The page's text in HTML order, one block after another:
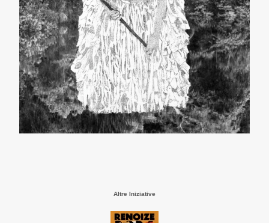
Altre Iniziative